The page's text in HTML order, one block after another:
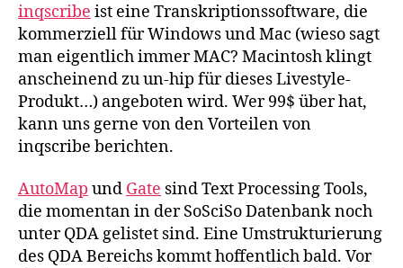
inqscribe ist eine Transkriptionssoftware, die
kommerziell für Windows und Mac (wieso sagt
man eigentlich immer MAC? Macintosh klingt
anscheinend zu un-hip für dieses Livestyle-
Produkt…) angeboten wird. Wer 99$ über hat,
kann uns gerne von den Vorteilen von
inqscribe berichten.
AutoMap und Gate sind Text Processing Tools,
die momentan in der SoSciSo Datenbank noch
unter QDA gelistet sind. Eine Umstrukturierung
des QDA Bereichs kommt hoffentlich bald. Vor